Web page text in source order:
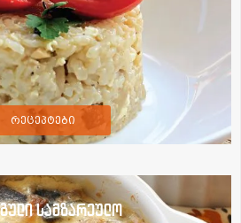
რეცეპტები
სამზარეულო